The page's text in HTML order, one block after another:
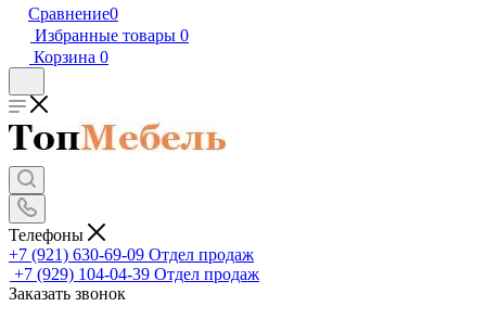
Сравнение0
Избранные товары 0
Корзина 0
Телефоны
+7 (921) 630-69-09 Отдел продаж
+7 (929) 104-04-39 Отдел продаж
Заказать звонок